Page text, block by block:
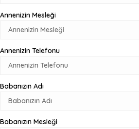
Annenizin Mesleği
Annenizin Telefonu
Babanızın Adı
Babanızın Mesleği